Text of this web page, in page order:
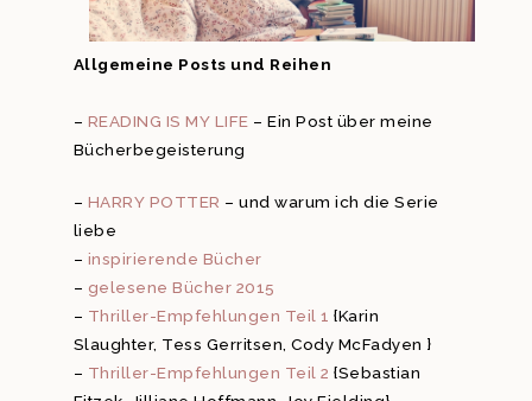
Allgemeine Posts und Reihen
– READING IS MY LIFE – Ein Post über meine
Bücherbegeisterung
– HARRY POTTER – und warum ich die Serie
liebe
– inspirierende Bücher
– gelesene Bücher 2015
– Thriller-Empfehlungen Teil 1 {Karin
Slaughter, Tess Gerritsen, Cody McFadyen }
– Thriller-Empfehlungen Teil 2 {Sebastian